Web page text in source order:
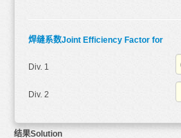
焊缝系数Joint Efficiency Factor for
Div. 1
Div. 2
结果Solution